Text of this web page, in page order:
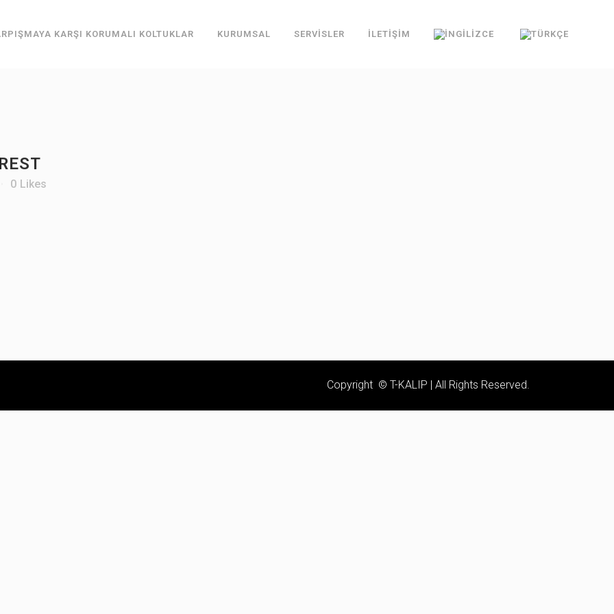
KARŞI KORUMALI KOLTUKLAR KURUMSAL SERVİSLER İLETİŞİM
0 Likes
Copyright © T-KALIP | All Rights Reserved.